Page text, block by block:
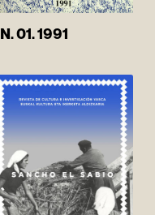
N. 01. 1991